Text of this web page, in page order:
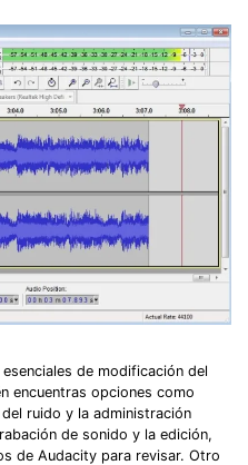
de modificación del
encuentras opciones como
ruido y la administración
de sonido y la edición,
de Audacity para revisar. Otro